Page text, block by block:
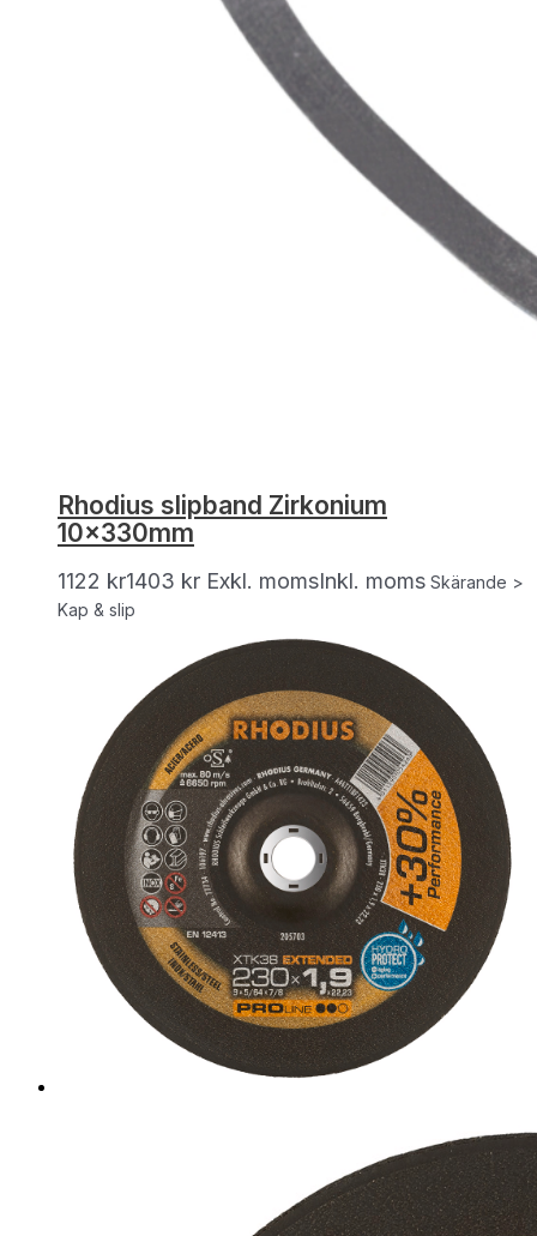
Rhodius slipband Zirkonium
10x330mm
1122 kr1403 kr Exkl. momsInkl. moms Skärande >
Kap & slip